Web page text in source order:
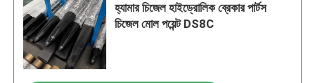
হ্যামার চিজেল হাইড্রোলিক ব্রেকার পার্টস
চিজেল মোল পয়েন্ট DS8C